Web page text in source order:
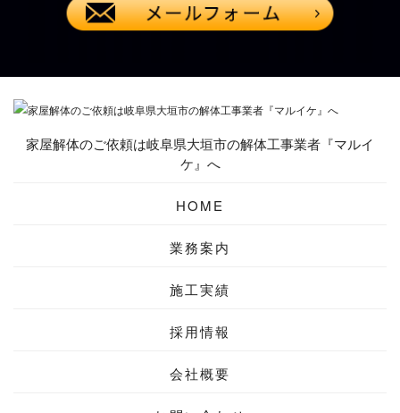
家屋解体のご依頼は岐阜県大垣市の解体工事業者『マルイ
ケ』へ
HOME
業務案内
施工実績
採用情報
会社概要